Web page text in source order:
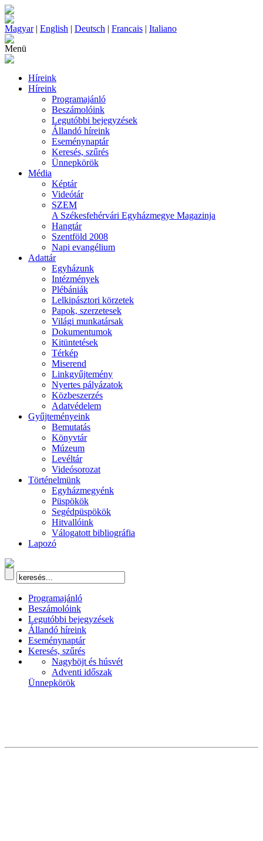
Magyar| English | Deutsch | Francais | Italiano
Menü
Híreink
Híreink
Programajánló
Beszámolóink
Legutóbbi bejegyzések
Állandó híreink
Eseménynaptár
Keresés, szűrés
Ünnepkörök
Média
Képtár
Videótár
SZEM
A Székesfehérvári Egyházmegye Magazinja
Hangtár
Szentföld 2008
Napi evangélium
Adattár
Egyházunk
Intézmények
Plébániák
Lelkipásztori körzetek
Papok, szerzetesek
Világi munkatársak
Dokumentumok
Kitüntetések
Térkép
Miserend
Linkgyűjtemény
Nyertes pályázatok
Közbeszerzés
Adatvédelem
Gyűjteményeink
Bemutatás
Könyvtár
Múzeum
Levéltár
Videósorozat
Történelmünk
Egyházmegyénk
Püspökök
Segédpüspökök
Hitvallóink
Válogatott bibliográfia
Lapozó
Programajánló
Beszámolóink
Legutóbbi bejegyzések
Állandó híreink
Eseménynaptár
Keresés, szűrés
Nagyböjt és húsvét
Adventi időszak
Ünnepkörök